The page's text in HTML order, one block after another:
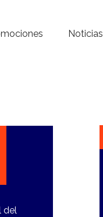
Noticias
del